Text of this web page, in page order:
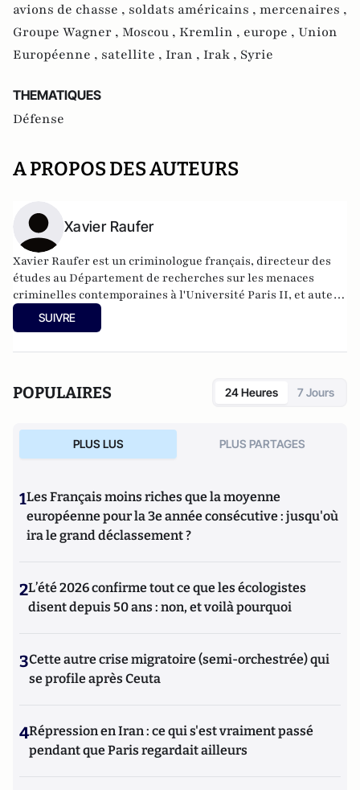
avions de chasse , soldats américains , mercenaires ,
Groupe Wagner , Moscou , Kremlin , europe , Union
Européenne , satellite , Iran , Irak , Syrie
THEMATIQUES
Défense
A PROPOS DES AUTEURS
Xavier Raufer
Xavier Raufer est un criminologue français, directeur des
études au Département de recherches sur les menaces
criminelles contemporaines à l'Université Paris II, et auteur
de nombreux ouvrages sur le sujet. Dernier en date:
criminalité organisée dans le chaos mondial : mafias,
SUIVRE
POPULAIRES 24 Heures 7 Jours
PLUS LUS PLUS PARTAGES
1Les Français moins riches que la moyenne
européenne pour la 3e année consécutive : jusqu'où
ira le grand déclassement ?
2L’été 2026 confirme tout ce que les écologistes
disent depuis 50 ans : non, et voilà pourquoi
3Cette autre crise migratoire (semi-orchestrée) qui
se profile après Ceuta
4Répression en Iran : ce qui s'est vraiment passé
pendant que Paris regardait ailleurs